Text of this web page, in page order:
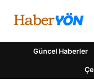
Güncel Haberler